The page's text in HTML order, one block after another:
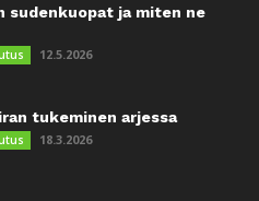
sudenkuopat ja miten ne
12.5.2026
tukeminen arjessa
18.3.2026